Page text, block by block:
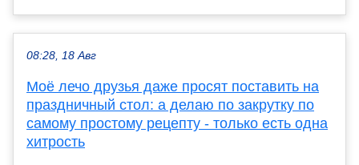
08:28, 18 Авг
Моё лечо друзья даже просят поставить на
праздничный стол: а делаю по закрутку по
самому простому рецепту - только есть одна
хитрость